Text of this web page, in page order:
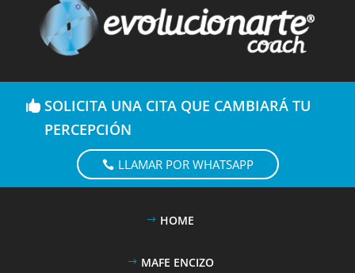
SOLICITA UNA CITA QUE CAMBIARÁ TU
PERCEPCIÓN
LLAMAR POR WHATSAPP
HOME
MAFE ENCIZO